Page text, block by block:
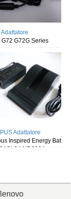
scar 16 2025
m18/R9-7845HX